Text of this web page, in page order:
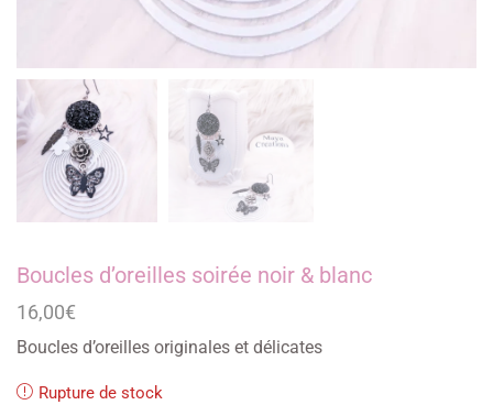
Boucles d’oreilles soirée noir & blanc
16,00€
Boucles d’oreilles originales et délicates
Rupture de stock